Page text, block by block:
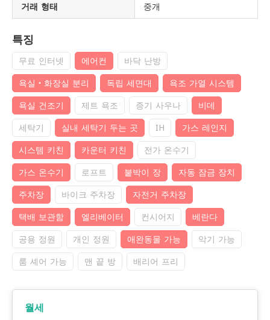
거래 형태 중개
특징
무료 인터넷 에어컨
바닥 난방
욕실・화장실 분리
독립 세면대
욕조 가열 시스템
욕실 건조기
제트 욕조 증기 사우나
비데
세탁기
실내 세탁기 두는 곳 IH
가스 레인지
시스템 키친
카운터 키친
전가 온수기
가스 온수기
로프트 붙박이 장
자동 잠금 장치
주차장
바이크 주차장
자전거 주차장
택배 보관함
엘리베이터 컨시어지
베란다
공용 정원
개인 정원 애완동물 가능
악기 가능
룸 셰어 가능
맨 끝 방 배리어 프리
월세